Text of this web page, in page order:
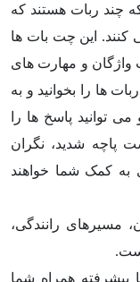
چند ربات هستند که
این چت بات ها
واژگان و مهارت های
ها را بخوانید و به
توانید پاسخ ها را
پاچه شدید، نگران
به کمک شما خواهند
مسیرهای رانندگی،
پیشرفته همراه شما